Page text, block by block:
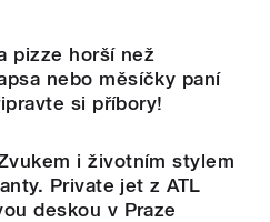
pizze horší než
nebo měsíčky paní
si příbory!
i životním stylem
Private jet z ATL
deskou v Praze